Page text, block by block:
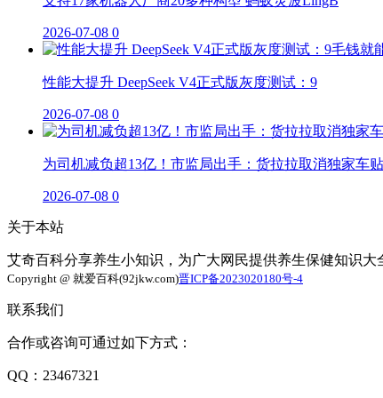
2026-07-08 0
性能大提升 DeepSeek V4正式版灰度测试：9
2026-07-08 0
为司机减负超13亿！市监局出手：货拉拉取消独家车贴
2026-07-08 0
关于本站
艾奇百科分享养生小知识，为广大网民提供养生保健知识
Copyright @ 就爱百科(92jkw.com)晋ICP备2023020180号-4
联系我们
合作或咨询可通过如下方式：
QQ：23467321